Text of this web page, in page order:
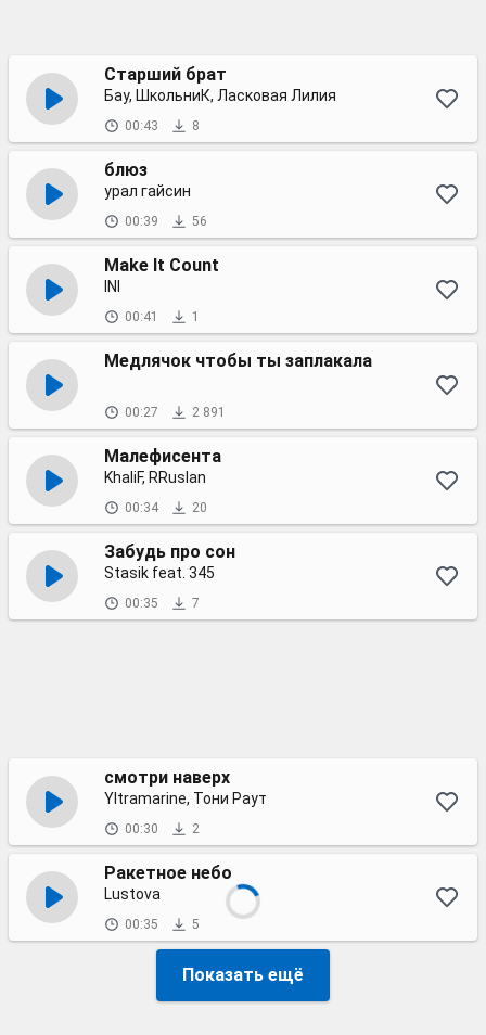
Старший брат
Бау, ШкольниК, Ласковая Лилия
00:43 8
блюз
урал гайсин
00:39 56
Make It Count
INI
00:41 1
Медлячок чтобы ты заплакала
00:27 2 891
Малефисента
KhaliF, RRuslan
00:34 20
Забудь про сон
Stasik feat. 345
00:35 7
смотри наверх
Yltramarine, Тони Раут
00:30 2
Ракетное небо
Lustova
00:35 5
Показать ещё